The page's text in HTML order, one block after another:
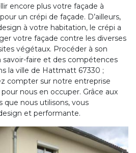
encore plus votre façade à
un crépi de façade. D’ailleurs,
à votre habitation, le crépi a
votre façade contre les diverses
végétaux. Procéder à son
savoir-faire et des compétences
la ville de Hattmatt 67330 ;
compter sur notre entreprise
nous en occuper. Grâce aux
que nous utilisons, vous
et performante.